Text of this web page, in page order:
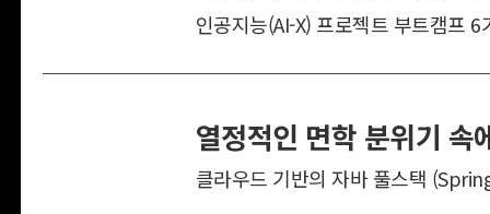
인공지능(AI-X) 프로젝트 부트캠프 6